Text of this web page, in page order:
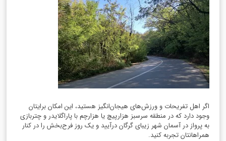
اگر اهل تفریحات و ورزش‌های هیجان‌انگیز هستید، این امکان برایتان
وجود دارد که در منطقه سرسبز هزارپیچ یا هزارچم با پاراگلایدر و چتربازی
به پرواز در آسمان شهر زیبای گرگان درآیید و یک روز فرح‌بخش را در کنار
همراهانتان تجربه کنید.